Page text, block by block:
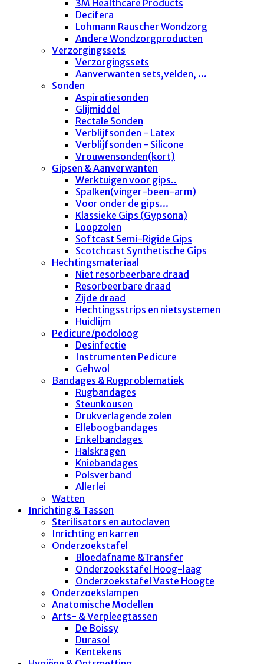
3M Healthcare Products
Decifera
Lohmann Rauscher Wondzorg
Andere Wondzorgproducten
Verzorgingssets
Verzorgingssets
Aanverwanten sets,velden, ...
Sonden
Aspiratiesonden
Glijmiddel
Rectale Sonden
Verblijfsonden - Latex
Verblijfsonden - Silicone
Vrouwensonden(kort)
Gipsen & Aanverwanten
Werktuigen voor gips..
Spalken(vinger-been-arm)
Voor onder de gips...
Klassieke Gips (Gypsona)
Loopzolen
Softcast Semi-Rigide Gips
Scotchcast Synthetische Gips
Hechtingsmateriaal
Niet resorbeerbare draad
Resorbeerbare draad
Zijde draad
Hechtingsstrips en nietsystemen
Huidlijm
Pedicure/podoloog
Desinfectie
Instrumenten Pedicure
Gehwol
Bandages & Rugproblematiek
Rugbandages
Steunkousen
Drukverlagende zolen
Elleboogbandages
Enkelbandages
Halskragen
Kniebandages
Polsverband
Allerlei
Watten
Inrichting & Tassen
Sterilisators en autoclaven
Inrichting en karren
Onderzoekstafel
Bloedafname &Transfer
Onderzoekstafel Hoog-laag
Onderzoekstafel Vaste Hoogte
Onderzoekslampen
Anatomische Modellen
Arts- & Verpleegtassen
De Boissy
Durasol
Kentekens